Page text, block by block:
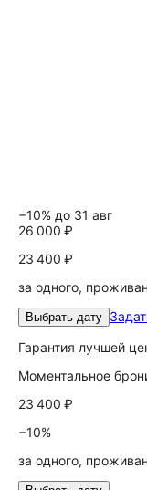
−10% до 31 авг
26 000 ₽
23 400 ₽
за одного,
Выбрать дату
Гарантия лучшей
Моментальное
23 400 ₽
−10%
за одного,